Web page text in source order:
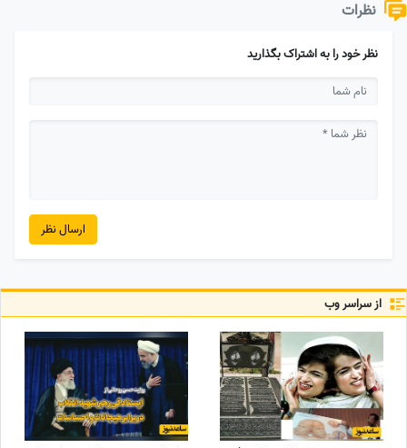
نظرات
نظر خود را به اشتراک بگذارید
ارسال نظر
از سراسر وب